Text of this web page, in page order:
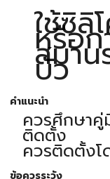
ใช้ซิลิ
หรือ
สมา
บัว
คำแนะนำ
ควรศึกษาคู่
ติดตั้ง
ควรติดตั้ง
ข้อควรระวัง